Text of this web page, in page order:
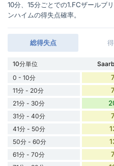
10分、15分ごとでの1.FCザールブ
ンハイムの得失点確率。
総得失点
10分単位
0 - 10分
11分 - 20分
21分 - 30分
31分 - 40分
41分 - 50分
50分 - 60分
61分 - 70分